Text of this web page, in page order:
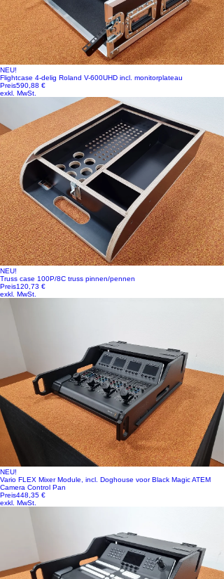
NEU!
Flightcase 4-delig Roland V-600UHD incl. monitorplateau
Preis590,88 €
exkl. MwSt.
NEU!
Truss case 100P/8C truss pinnen/pennen
Preis120,73 €
exkl. MwSt.
NEU!
Vario FLEX Mixer Module, incl. Doghouse voor Black Magic ATEM
Camera Control Pan
Preis448,35 €
exkl. MwSt.